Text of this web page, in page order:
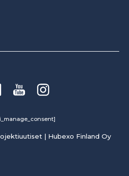
| Hubexo Finland Oy